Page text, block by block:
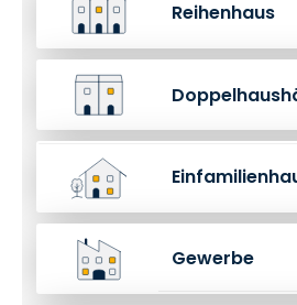
Reihenhaus
Gewerbe